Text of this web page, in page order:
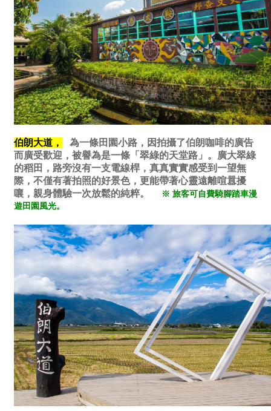
伯朗大道，
為一條田園小路，因拍攝了伯朗咖啡的廣告
而廣受歡迎，被譽為是一條「翠綠的天堂路」。廣大翠綠
的稻田，路旁沒有一支電線桿，真真實實感受到一望無
際，不僅有著拍照的好景色，更能帶著心靈遠離喧囂擾
嚷，親身體驗一次放鬆的純粹。
※ 旅客可自費騎腳踏車漫
遊田園風光。